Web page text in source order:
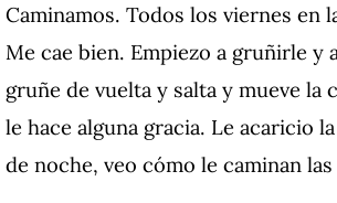
Caminamos. Todos los viernes en
Me cae bien. Empiezo a gruñirle y
gruñe de vuelta y salta y mueve la
le hace alguna gracia. Le acaricio
de noche, veo cómo le caminan